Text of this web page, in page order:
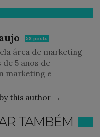
58 posts
área de marketing
de 5 anos de
marketing e
this author →
TAMBÉM